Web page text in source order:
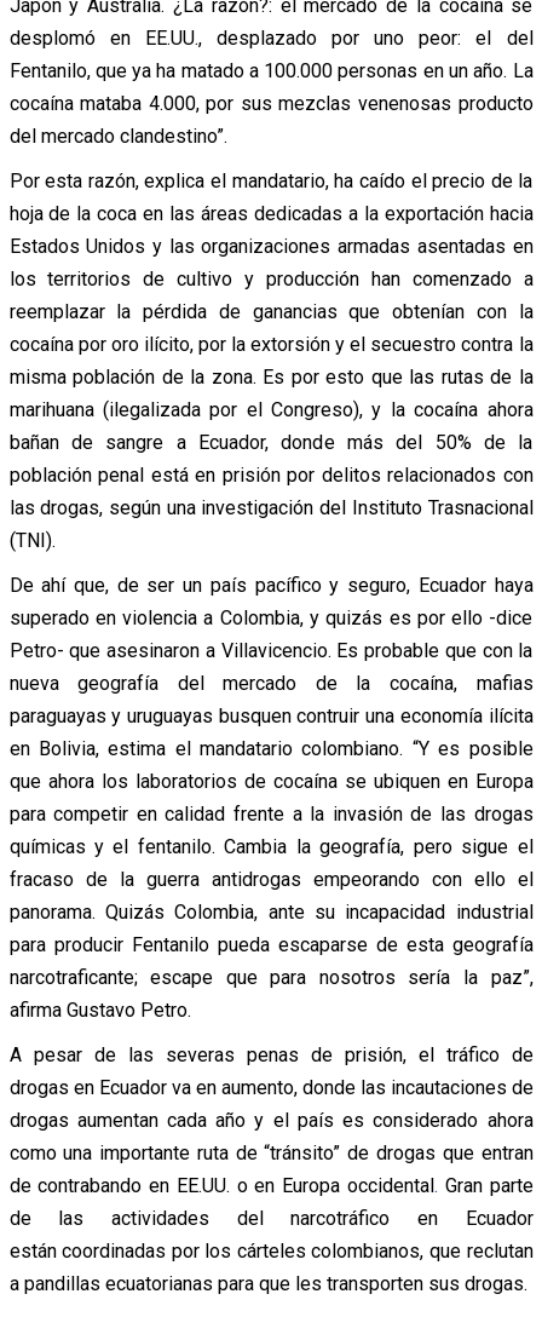
Japón y Australia. ¿La razón?: el mercado de la cocaína se
desplomó en EE.UU., desplazado por uno peor: el del
Fentanilo, que ya ha matado a 100.000 personas en un año. La
cocaína mataba 4.000, por sus mezclas venenosas producto
del mercado clandestino”.
Por esta razón, explica el mandatario, ha caído el precio de la
hoja de la coca en las áreas dedicadas a la exportación hacia
Estados Unidos y las organizaciones armadas asentadas en
los territorios de cultivo y producción han comenzado a
reemplazar la pérdida de ganancias que obtenían con la
cocaína por oro ilícito, por la extorsión y el secuestro contra la
misma población de la zona. Es por esto que las rutas de la
marihuana (ilegalizada por el Congreso), y la cocaína ahora
bañan de sangre a Ecuador, donde más del 50% de la
población penal está en prisión por delitos relacionados con
las drogas, según una investigación del Instituto Trasnacional
(TNI).
De ahí que, de ser un país pacífico y seguro, Ecuador haya
superado en violencia a Colombia, y quizás es por ello -dice
Petro- que asesinaron a Villavicencio. Es probable que con la
nueva geografía del mercado de la cocaína, mafias
paraguayas y uruguayas busquen contruir una economía ilícita
en Bolivia, estima el mandatario colombiano. “Y es posible
que ahora los laboratorios de cocaína se ubiquen en Europa
para competir en calidad frente a la invasión de las drogas
químicas y el fentanilo. Cambia la geografía, pero sigue el
fracaso de la guerra antidrogas empeorando con ello el
panorama. Quizás Colombia, ante su incapacidad industrial
para producir Fentanilo pueda escaparse de esta geografía
narcotraficante; escape que para nosotros sería la paz”,
afirma Gustavo Petro.
A pesar de las severas penas de prisión, el tráfico de
drogas en Ecuador va en aumento, donde las incautaciones de
drogas aumentan cada año y el país es considerado ahora
como una importante ruta de “tránsito” de drogas que entran
de contrabando en EE.UU. o en Europa occidental. Gran parte
de las actividades del narcotráfico en Ecuador
estáncoordinadas por los cárteles colombianos, que reclutan
a pandillas ecuatorianas para que les transporten sus drogas.